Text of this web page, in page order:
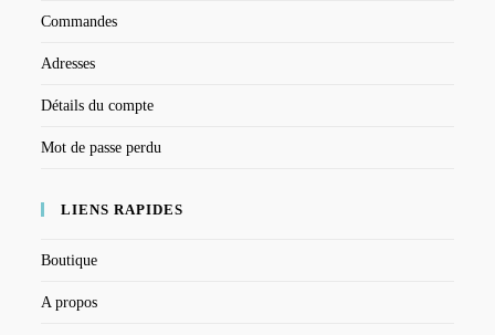
Commandes
Adresses
Détails du compte
Mot de passe perdu
LIENS RAPIDES
Boutique
A propos